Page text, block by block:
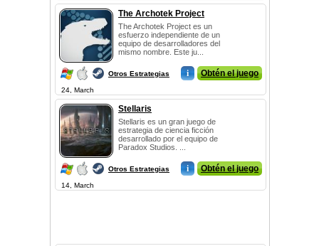
The Archotek Project
The Archotek Project es un
esfuerzo independiente de un
equipo de desarrolladores del
mismo nombre. Este ju...
Otros Estrategias i Obtén el juego
24, March
Stellaris
Stellaris es un gran juego de
estrategia de ciencia ficción
desarrollado por el equipo de
Paradox Studios. ...
Otros Estrategias i Obtén el juego
14, March